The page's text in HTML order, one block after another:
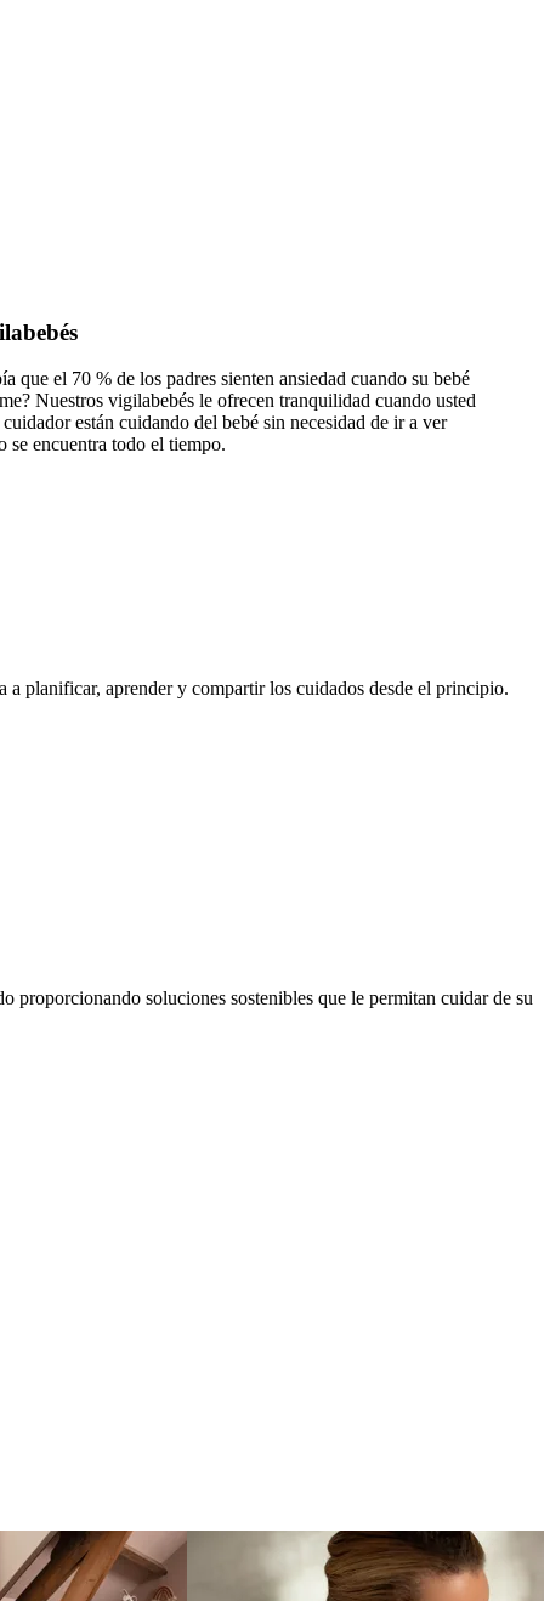
que el 70 % de los padres sienten ansiedad cuando su bebé
Nuestros vigilabebés le ofrecen tranquilidad cuando usted
están cuidando del bebé sin necesidad de ir a ver
se encuentra todo el tiempo.
a planificar, aprender y compartir los cuidados desde el principio.
proporcionando soluciones sostenibles que le permitan cuidar de su